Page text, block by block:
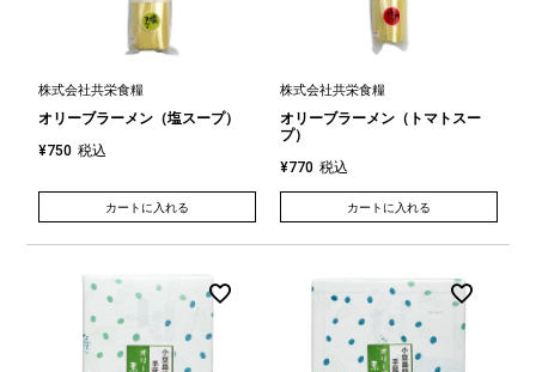
株式会社共栄食糧
オリーブラーメン（塩スープ）
¥750 税込
カートに入れる
株式会社共栄食糧
オリーブラーメン（トマトスー
プ）
¥770 税込
カートに入れる